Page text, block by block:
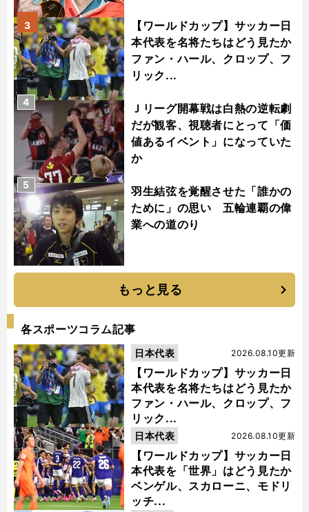
【ワールドカップ】サッカー日
本代表を名将たちはどう見たか
ファン・ハール、クロップ、フ
リック...
3
Ｊリーグ開幕戦は白熱の逆転劇
だが観客、視聴者にとって「価
値あるイベント」になっていた
か
4
羽生結弦を覚醒させた「誰かの
ために」の思い 五輪連覇の偉
業への道のり
5
もっと見る
各スポーツコラム記事
【ワールドカップ】サッカー日
本代表を名将たちはどう見たか
ファン・ハール、クロップ、フ
リック...
2026.08.10更新
日本代表
【ワールドカップ】サッカー日
本代表を「世界」はどう見たか
ベンゲル、スカローニ、モドリ
ッチ...
2026.08.10更新
日本代表